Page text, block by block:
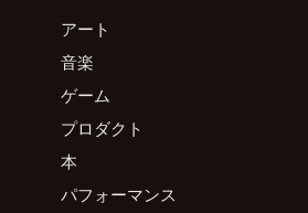
アート
音楽
ゲーム
プロダクト
本
パフォーマンス